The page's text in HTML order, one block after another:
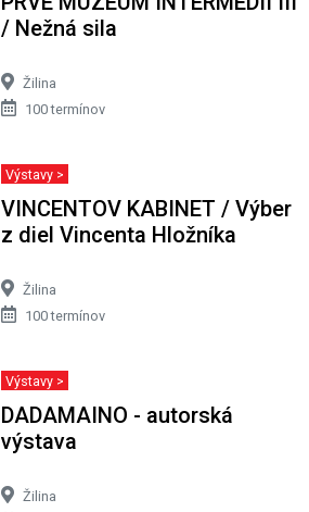
/ Nežná sila
Žilina
100 termínov
Výstavy >
VINCENTOV KABINET / Výber
z diel Vincenta Hložníka
Žilina
100 termínov
Výstavy >
DADAMAINO - autorská
výstava
Žilina